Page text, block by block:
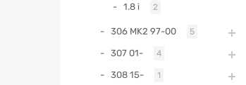
1.8 i 2
306 MK2 97-00 5
307 01- 4
308 15- 1